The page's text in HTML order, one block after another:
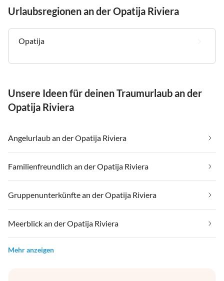
Urlaubsregionen an der Opatija Riviera
Opatija
Unsere Ideen für deinen Traumurlaub an der
Opatija Riviera
Angelurlaub an der Opatija Riviera
Familienfreundlich an der Opatija Riviera
Gruppenunterkünfte an der Opatija Riviera
Meerblick an der Opatija Riviera
Mehr anzeigen